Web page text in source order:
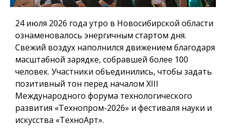
24 июля 2026 года утро в Новосибирской области
ознаменовалось энергичным стартом дня.
Свежий воздух наполнился движением благодаря
масштабной зарядке, собравшей более 100
человек. Участники объединились, чтобы задать
позитивный тон перед началом XIII
Международного форума технологического
развития «Технопром-2026» и фестиваля науки и
искусства «ТехноАрт».